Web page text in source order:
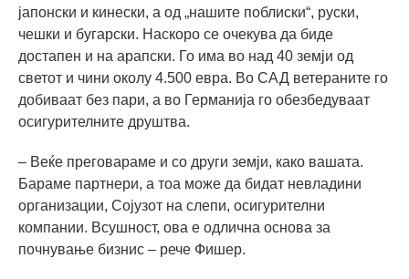
јапонски и кинески, а од „нашите поблиски“, руски,
чешки и бугарски. Наскоро се очекува да биде
достапен и на арапски. Го има во над 40 земји од
светот и чини околу 4.500 евра. Во САД ветераните го
добиваат без пари, а во Германија го обезбедуваат
осигурителните друштва.
– Веќе преговараме и со други земји, како вашата.
Бараме партнери, а тоа може да бидат невладини
организации, Сојузот на слепи, осигурителни
компании. Всушност, ова е одлична основа за
почнување бизнис – рече Фишер.